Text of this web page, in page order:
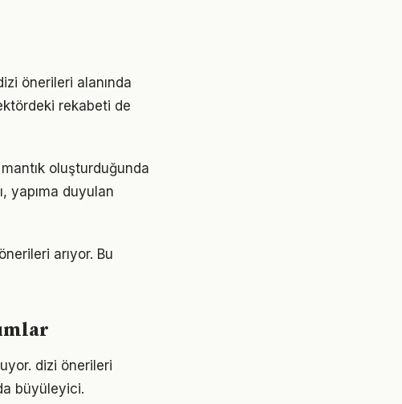
önerileri alanında
rekabeti de
oluşturduğunda
yapıma duyulan
arıyor. Bu
dizi önerileri
büyüleyici.